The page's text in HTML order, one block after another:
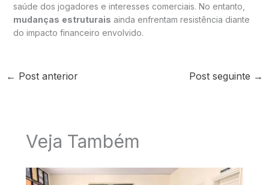
saúde dos jogadores e interesses comerciais. No entanto,
mudanças estruturais ainda enfrentam resistência diante
do impacto financeiro envolvido.
← Post anterior Post seguinte →
Veja Também